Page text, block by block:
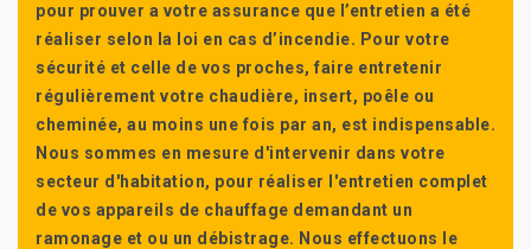
pour prouver a votre assurance que l’entretien a été
réaliser selon la loi en cas d’incendie. Pour votre
sécurité et celle de vos proches, faire entretenir
régulièrement votre chaudière, insert, poêle ou
cheminée, au moins une fois par an, est indispensable.
Nous sommes en mesure d'intervenir dans votre
secteur d'habitation, pour réaliser l'entretien complet
de vos appareils de chauffage demandant un
ramonage et ou un débistrage. Nous effectuons le